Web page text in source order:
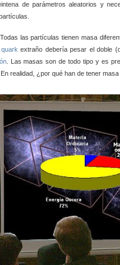
de parámetros aleatorios y
las partículas tienen masa
quark extraño debería pesar el doble
. Las masas son de todo tipo y es
realidad, ¿por qué han de tener